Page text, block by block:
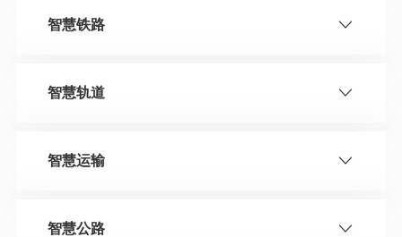
智慧铁路
智慧轨道
智慧运输
智慧公路